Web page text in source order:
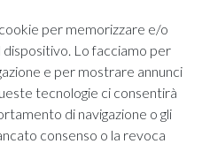
per memorizzare e/o
Lo facciamo per
e per mostrare annunci
tecnologie ci consentirà
di navigazione o gli
consenso o la revoca